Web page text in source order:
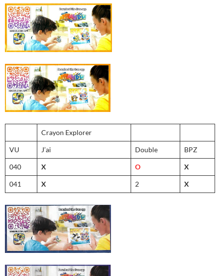
Crayon Explorer
VU J’ai Double BPZ
040 X O X
041 X 2 X